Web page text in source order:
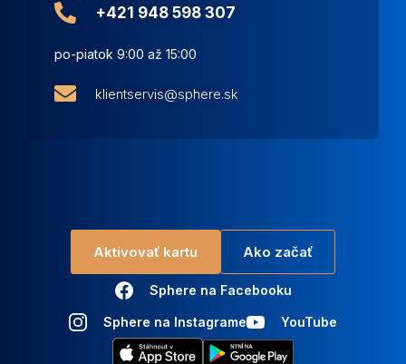
+421 948 598 307
po-piatok 9:00 až 15:00
klientservis@sphere.sk
Aktivovať kartu Ako začať
Sphere na Facebooku
Sphere na Instagrame YouTube